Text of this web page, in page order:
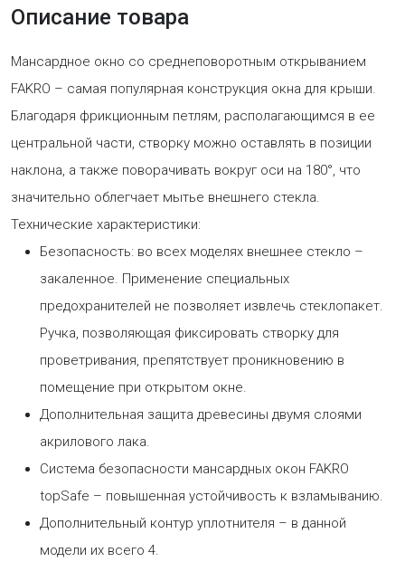
Описание товара
Мансардное окно со среднеповоротным открыванием
FAKRO – самая популярная конструкция окна для крыши.
Благодаря фрикционным петлям, располагающимся в ее
центральной части, створку можно оставлять в позиции
наклона, а также поворачивать вокруг оси на 180°, что
значительно облегчает мытье внешнего стекла.
Технические характеристики:
Безопасность: во всех моделях внешнее стекло –
закаленное. Применение специальных
предохранителей не позволяет извлечь стеклопакет.
Ручка, позволяющая фиксировать створку для
проветривания, препятствует проникновению в
помещение при открытом окне.
Дополнительная защита древесины двумя слоями
акрилового лака.
Cистема безопасности мансардных окон FAKRO
topSafe – повышенная устойчивость к взламыванию.
Дополнительный контур уплотнителя – в данной
модели их всего 4.